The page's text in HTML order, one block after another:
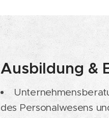
Ausbildung &
des Personalwesens